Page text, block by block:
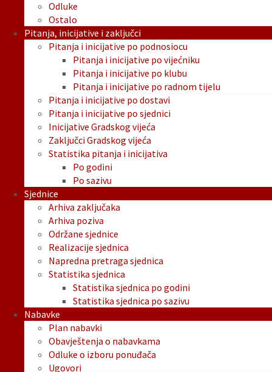
Odluke
Ostalo
Pitanja, inicijative i zaključci
Pitanja i inicijative po podnosiocu
Pitanja i inicijative po vijećniku
Pitanja i inicijative po klubu
Pitanja i inicijative po radnom tijelu
Pitanja i inicijative po dostavi
Pitanja i inicijative po sjednici
Inicijative Gradskog vijeća
Zaključci Gradskog vijeća
Statistika pitanja i inicijativa
Po godini
Po sazivu
Sjednice
Arhiva zaključaka
Arhiva poziva
Održane sjednice
Realizacije sjednica
Napredna pretraga sjednica
Statistika sjednica
Statistika sjednica po godini
Statistika sjednica po sazivu
Nabavke
Plan nabavki
Obavještenja o nabavkama
Odluke o izboru ponuđača
Ugovori